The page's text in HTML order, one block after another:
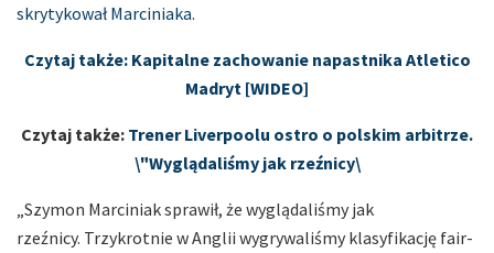
skrytykował Marciniaka.
Czytaj także: Kapitalne zachowanie napastnika Atletico
Madryt [WIDEO]
Czytaj także: Trener Liverpoolu ostro o polskim arbitrze.
\"Wyglądaliśmy jak rzeźnicy\
„Szymon Marciniak sprawił, że wyglądaliśmy jak
rzeźnicy. Trzykrotnie w Anglii wygrywaliśmy klasyfikację fair-